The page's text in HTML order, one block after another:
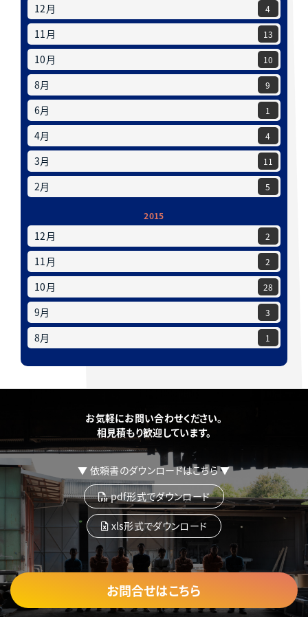
12月 4
11月 13
10月 10
8月 9
6月 1
4月 4
3月 11
2月 5
2015
12月 2
11月 2
10月 28
9月 3
8月 1
お気軽にお問い合わせください。
相見積もり歓迎しています。
▼ 依頼書のダウンロードはこちら ▼
pdf形式でダウンロード
xls形式でダウンロード
お問合せはこちら